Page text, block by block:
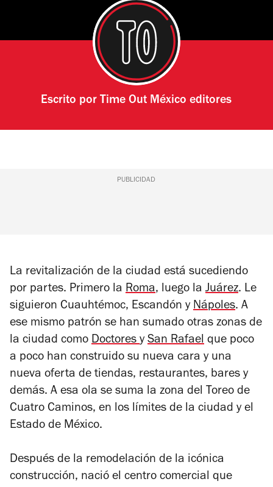
Escrito por Time Out México editores
PUBLICIDAD
La revitalización de la ciudad está sucediendo
por partes. Primero la Roma, luego la Juárez. Le
siguieron Cuauhtémoc, Escandón y Nápoles. A
ese mismo patrón se han sumado otras zonas de
la ciudad como Doctoresy San Rafael que poco
a poco han construido su nueva cara y una
nueva oferta de tiendas, restaurantes, bares y
demás. A esa ola se suma la zona del Toreo de
Cuatro Caminos, en los límites de la ciudad y el
Estado de México.
Después de la remodelación de la icónica
construcción, nació el centro comercial que